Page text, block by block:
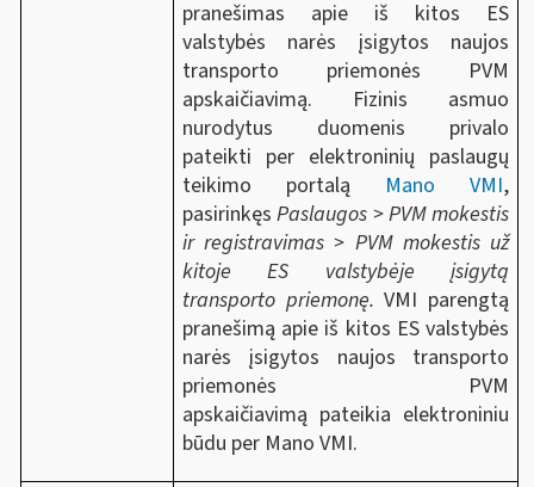
pranešimas apie iš kitos ES
valstybės narės įsigytos naujos
transporto priemonės PVM
apskaičiavimą. Fizinis asmuo
nurodytus duomenis privalo
pateikti per elektroninių paslaugų
teikimo portalą Mano VMI,
pasirinkęsPaslaugos > PVM mokestis
ir registravimas > PVM mokestis už
kitoje ES valstybėje įsigytą
transporto priemonę.VMI parengtą
pranešimą apie iš kitos ES valstybės
narės įsigytos naujos transporto
priemonės PVM
apskaičiavimą pateikia elektroniniu
būdu per Mano VMI.